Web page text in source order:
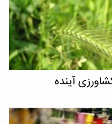
آینده